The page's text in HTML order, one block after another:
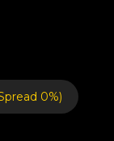
0%)